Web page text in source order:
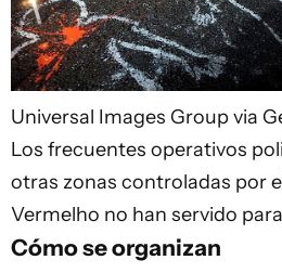
Universal Images Group via
Los frecuentes operativos
otras zonas controladas por
Vermelho no han servido
Cómo se organizan